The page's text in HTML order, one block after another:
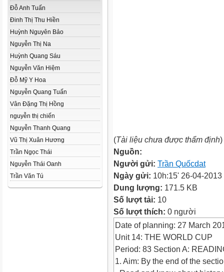
Đỗ Anh Tuấn
Đinh Thị Thu Hiền
Huỳnh Nguyên Bảo
Nguyễn Thị Na
Huỳnh Quang Sáu
Nguyễn Văn Hiệm
Đỗ Mỹ Y Hoa
Nguyễn Quang Tuấn
Vân Đặng Thị Hồng
nguyễn thị chiến
Nguyễn Thanh Quang
Vũ Thị Xuân Hương
Trần Ngọc Thái
Nguyễn Thái Oanh
Trần Văn Tú
(Tài liệu chưa được thẩm định)
Nguồn:
Người gửi: Trần Quốcdat
Ngày gửi: 10h:15' 26-04-2013
Dung lượng: 171.5 KB
Số lượt tải: 10
Số lượt thích: 0 người
Date of planning: 27 March
Unit 14: THE WORLD CUP
Period: 83 Section A:
1. Aim: By the end of the